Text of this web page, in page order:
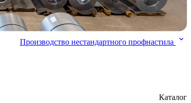
Производство нестандартного профнастила
Каталог